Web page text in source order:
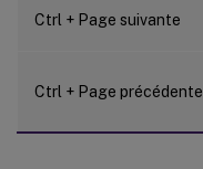
Ctrl + Page suivante
Ctrl + Page précédente